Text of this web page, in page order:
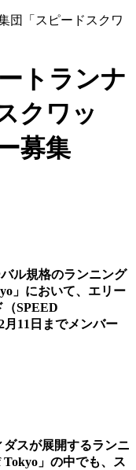
団「スピードスクワ
トランナ
クワッ
募集
ル規格のランニング
」において、エリー
（SPEED
11日までメンバー
ダスが展開するランニ
Tokyo」の中でも、ス